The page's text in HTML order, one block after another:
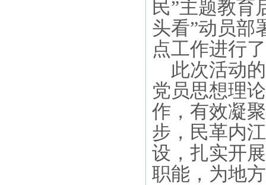
民”主题教育
头看”动员部
点工作进行
此次活动的
党员思想理
作，有效凝
步，民革内
设，扎实开
职能，为地